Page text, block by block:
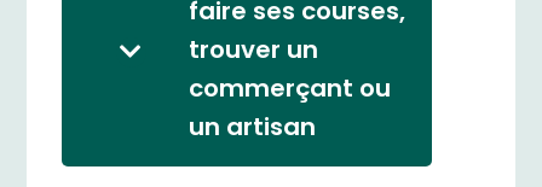
faire ses courses,
trouver un
commerçant ou
un artisan